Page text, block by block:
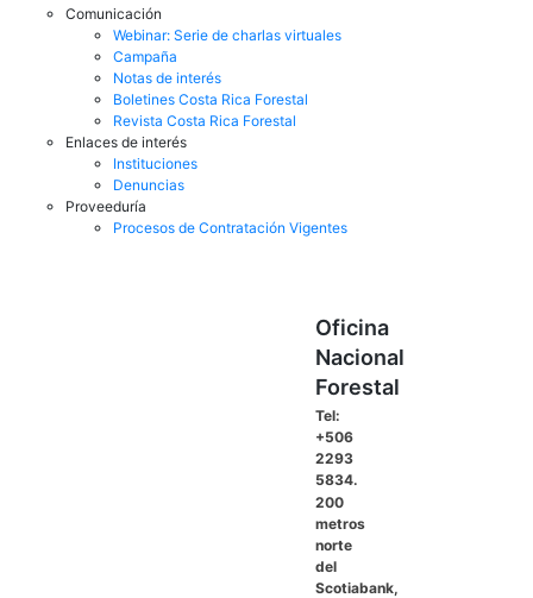
Comunicación
Webinar: Serie de charlas virtuales
Campaña
Notas de interés
Boletines Costa Rica Forestal
Revista Costa Rica Forestal
Enlaces de interés
Instituciones
Denuncias
Proveeduría
Procesos de Contratación Vigentes
Oficina
Nacional
Forestal
Tel:
+506
2293
5834.
200
metros
norte
del
Scotiabank,